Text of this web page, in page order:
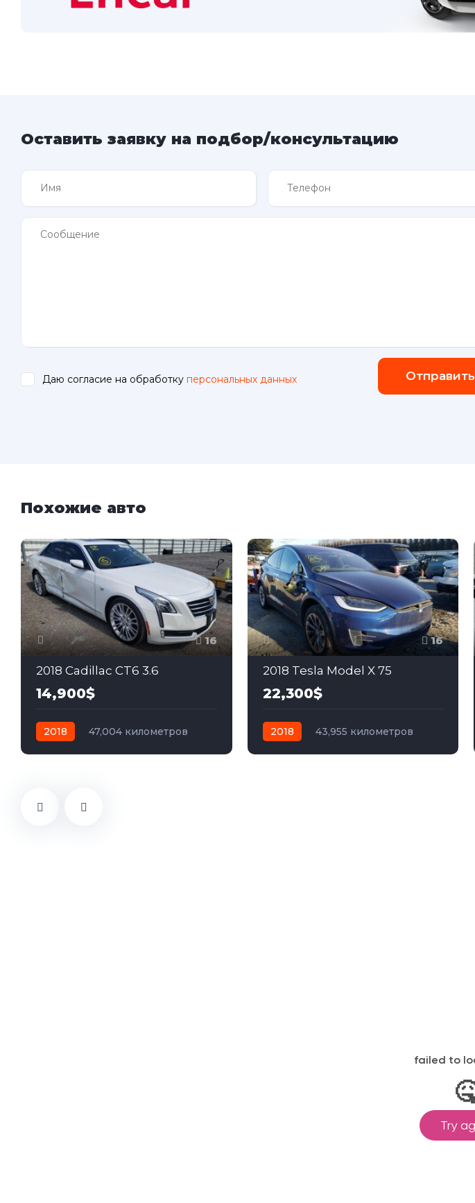
Оставить заявку на подбор/консультацию
Даю согласие на обработку персональных данных Отправить
Похожие авто
16
2018 Cadillac CT6 3.6
14,900$
2018
47,004 километров
16
2018 Tesla Model X 75
22,300$
2018
43,955 километров